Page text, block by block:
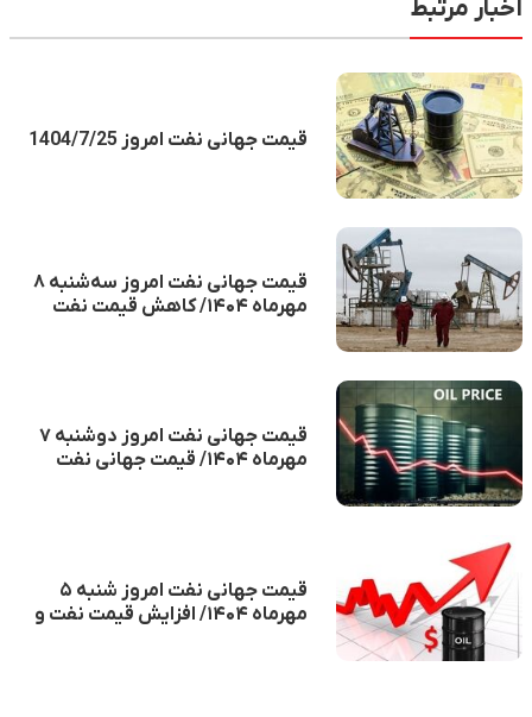
اخبار مرتبط
قیمت جهانی نفت امروز 1404/7/25
قیمت جهانی نفت امروز سه‌شنبه ۸
مهرماه ۱۴۰۴/ کاهش قیمت نفت
قیمت جهانی نفت امروز دوشنبه ۷
مهرماه ۱۴۰۴/ قیمت جهانی نفت
قیمت جهانی نفت امروز شنبه ۵
مهرماه ۱۴۰۴/ افزایش قیمت نفت و